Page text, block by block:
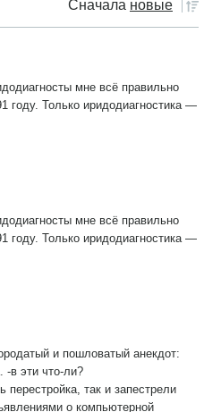
Сначала новые
мне всё правильно
году. Только иридодиагностика —
мне всё правильно
году. Только иридодиагностика —
и пошловатый анекдот:
-в эти что-ли?
перестройка, так и запестрели
о компьютерной